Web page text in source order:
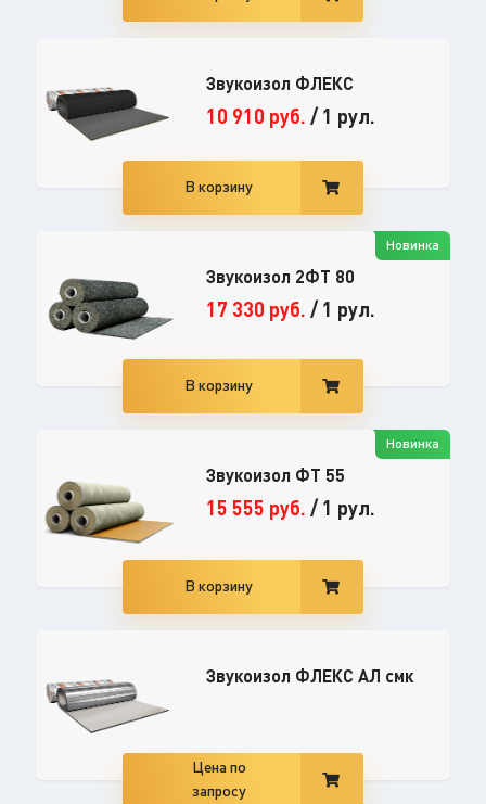
Звукоизол ФЛЕКС
10 910 руб. /1 рул.
В корзину
Новинка
Звукоизол 2ФТ 80
17 330 руб. /1 рул.
В корзину
Новинка
Звукоизол ФТ 55
15 555 руб. /1 рул.
В корзину
Звукоизол ФЛЕКС АЛ смк
Цена по
запросу